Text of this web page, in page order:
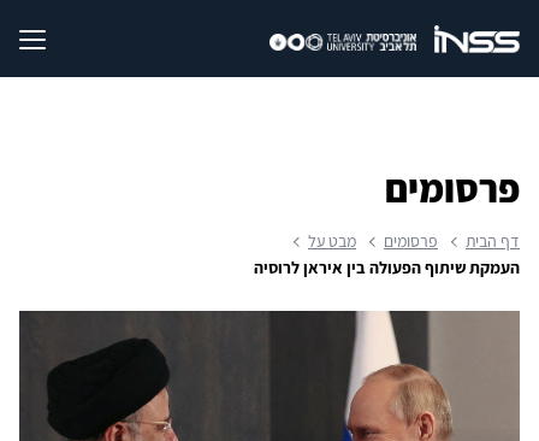
פרסומים
דף הבית פרסומים
מבט על
העמקת שיתוף הפעולה בין איראן לרוסיה